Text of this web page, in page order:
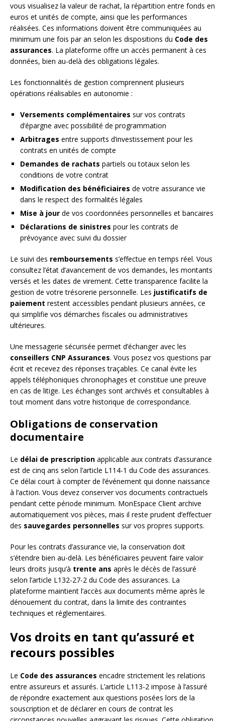
vous visualisez la valeur de rachat, la répartition entre fonds en
euros et unités de compte, ainsi que les performances
réalisées. Ces informations doivent être communiquées au
minimum une fois par an selon les dispositions du Code des
assurances. La plateforme offre un accès permanent à ces
données, bien au-delà des obligations légales.
Les fonctionnalités de gestion comprennent plusieurs
opérations réalisables en autonomie :
Versements complémentaires sur vos contrats
d’épargne avec possibilité de programmation
Arbitrages entre supports d’investissement pour les
contrats en unités de compte
Demandes de rachats partiels ou totaux selon les
conditions de votre contrat
Modification des bénéficiaires de votre assurance vie
dans le respect des formalités légales
Mise à jour de vos coordonnées personnelles et bancaires
Déclarations de sinistres pour les contrats de
prévoyance avec suivi du dossier
Le suivi des remboursements s’effectue en temps réel. Vous
consultez l’état d’avancement de vos demandes, les montants
versés et les dates de virement. Cette transparence facilite la
gestion de votre trésorerie personnelle. Les justificatifs de
paiement restent accessibles pendant plusieurs années, ce
qui simplifie vos démarches fiscales ou administratives
ultérieures.
Une messagerie sécurisée permet d’échanger avec les
conseillers CNP Assurances. Vous posez vos questions par
écrit et recevez des réponses traçables. Ce canal évite les
appels téléphoniques chronophages et constitue une preuve
en cas de litige. Les échanges sont archivés et consultables à
tout moment dans votre historique de correspondance.
Obligations de conservation
documentaire
Le délai de prescription applicable aux contrats d’assurance
est de cinq ans selon l’article L114-1 du Code des assurances.
Ce délai court à compter de l’événement qui donne naissance
à l’action. Vous devez conserver vos documents contractuels
pendant cette période minimum. MonEspace Client archive
automatiquement vos pièces, mais il reste prudent d’effectuer
des sauvegardes personnelles sur vos propres supports.
Pour les contrats d’assurance vie, la conservation doit
s’étendre bien au-delà. Les bénéficiaires peuvent faire valoir
leurs droits jusqu’à trente ans après le décès de l’assuré
selon l’article L132-27-2 du Code des assurances. La
plateforme maintient l’accès aux documents même après le
dénouement du contrat, dans la limite des contraintes
techniques et réglementaires.
Vos droits en tant qu’assuré et
recours possibles
Le Code des assurances encadre strictement les relations
entre assureurs et assurés. L’article L113-2 impose à l’assuré
de répondre exactement aux questions posées lors de la
souscription et de déclarer en cours de contrat les